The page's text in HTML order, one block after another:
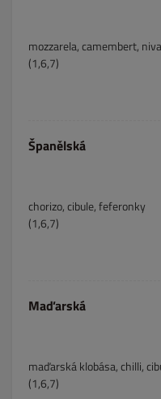
mozzarela, camembert,
(1,6,7)
Španělská
chorizo, cibule, feferonky
(1,6,7)
Maďarská
maďarská klobása, chilli,
(1,6,7)